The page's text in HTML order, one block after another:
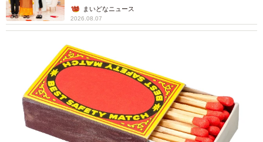
ん】まいどなニュース
2026.08.07